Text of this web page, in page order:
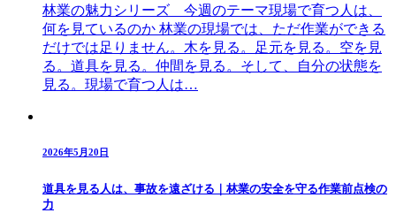
林業の魅力シリーズ 今週のテーマ現場で育つ人は、
何を見ているのか 林業の現場では、ただ作業ができる
だけでは足りません。木を見る。足元を見る。空を見
る。道具を見る。仲間を見る。そして、自分の状態を
見る。現場で育つ人は…
2026年5月20日
道具を見る人は、事故を遠ざける｜林業の安全を守る作業前点検の
力